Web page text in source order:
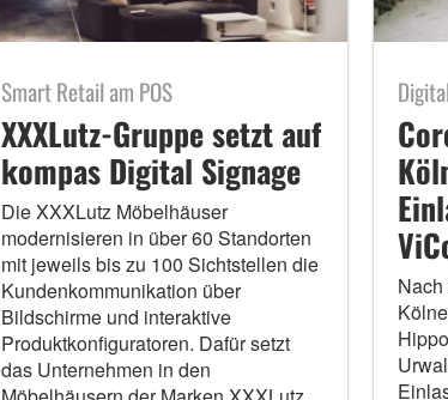
Smart Retail am POS
XXXLutz-Gruppe setzt auf
kompas Digital Signage
Die XXXLutz Möbelhäuser
modernisieren in über 60 Standorten
mit jeweils bis zu 100 Sichtstellen die
Kundenkommunikation über
Bildschirme und interaktive
Produktkonfiguratoren. Dafür setzt
das Unternehmen in den